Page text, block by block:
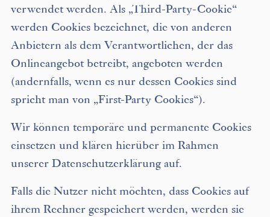
verwendet werden. Als „Third-Party-Cookie“
werden Cookies bezeichnet, die von anderen
Anbietern als dem Verantwortlichen, der das
Onlineangebot betreibt, angeboten werden
(andernfalls, wenn es nur dessen Cookies sind
spricht man von „First-Party Cookies“).
Wir können temporäre und permanente Cookies
einsetzen und klären hierüber im Rahmen
unserer Datenschutzerklärung auf.
Falls die Nutzer nicht möchten, dass Cookies auf
ihrem Rechner gespeichert werden, werden sie